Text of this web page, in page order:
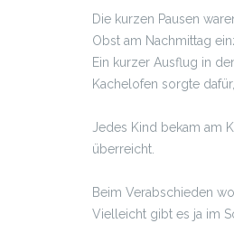
Die kurzen Pausen
Obst am Nachmittag
Ein kurzer Ausflug in
Kachelofen sorgte
Jedes Kind bekam am
überreicht.
Beim Verabschieden
Vielleicht gibt es ja im